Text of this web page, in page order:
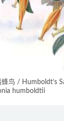
鸟 / Humboldt’s
humboldtii